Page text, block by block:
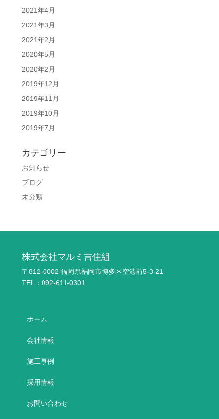
2021年4月
2021年3月
2021年2月
2020年5月
2020年2月
2019年12月
2019年11月
2019年10月
2019年7月
カテゴリー
お知らせ
ブログ
未分類
株式会社マルミ吉住組
〒812-0002 福岡県福岡市博多区空港前5-3-21
TEL：092-611-0301
ホーム
会社情報
施工事例
採用情報
お問い合わせ